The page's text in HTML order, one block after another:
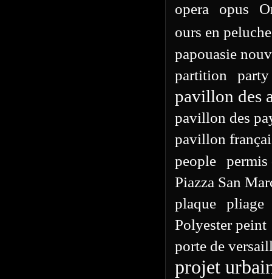
opera opus
ours en peluche
papouasie
partition
party
pavillon des
pavillon des
pavillon
people
permis
Piazza San
plaque
pliage
Polyester peint
porte de
projet